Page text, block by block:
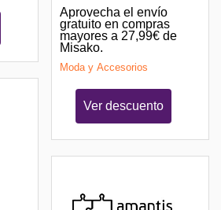
Aprovecha el envío
gratuito en compras
mayores a 27,99€ de
Misako.
Moda y Accesorios
Ver descuento